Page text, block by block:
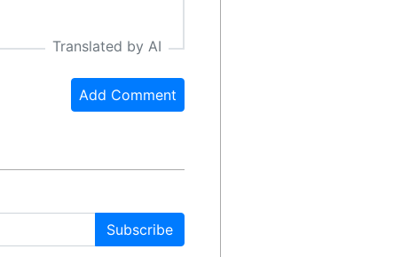
Translated by AI
Add Comment
Subscribe